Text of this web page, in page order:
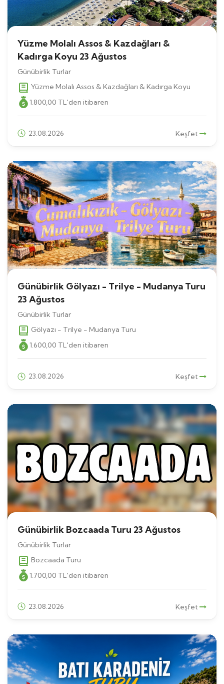
Yüzme Molalı Assos & Kazdağları &
Kadırga Koyu 23 Ağustos
Günübirlik Turlar
Yüzme Molalı Assos & Kazdağları & Kadırga Koyu
1.800 ,00 TL 'den itibaren
23.08.2026 Keşfet
Günübirlik Gölyazı - Trilye - Mudanya Turu
23 Ağustos
Günübirlik Turlar
Gölyazı - Trilye - Mudanya Turu
1.600,00 TL'den itibaren
23.08.2026 Keşfet
Günübirlik Bozcaada Turu 23 Ağustos
Günübirlik Turlar
Bozcaada Turu
1.700 ,00 TL 'den itibaren
23.08.2026 Keşfet